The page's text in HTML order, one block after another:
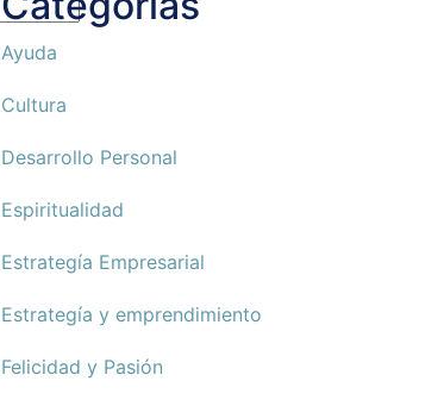
Ayuda
Cultura
Desarrollo Personal
Espiritualidad
Estrategía Empresarial
Estrategía y emprendimiento
Felicidad y Pasión